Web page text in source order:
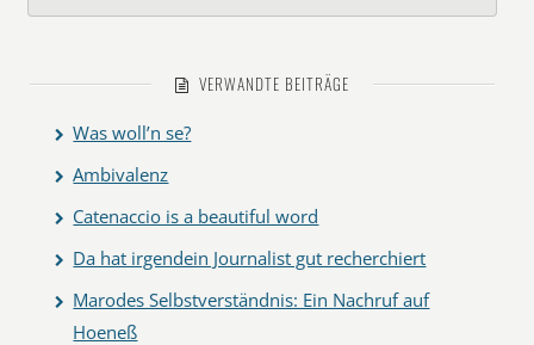
VERWANDTE BEITRÄGE
Was woll’n se?
Ambivalenz
Catenaccio is a beautiful word
Da hat irgendein Journalist gut recherchiert
Marodes Selbstverständnis: Ein Nachruf auf
Hoeneß